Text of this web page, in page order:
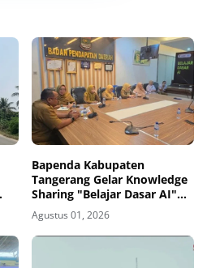
Bapenda Kabupaten
Tangerang Gelar Knowledge
Sharing "Belajar Dasar AI"
dalam KATALIS P2DD X
DIGDAYA
Agustus 01, 2026